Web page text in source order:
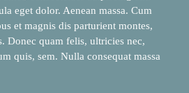
eget dolor. Aenean massa. Cum
et magnis dis parturient montes,
Donec quam felis, ultricies nec,
quis, sem. Nulla consequat massa